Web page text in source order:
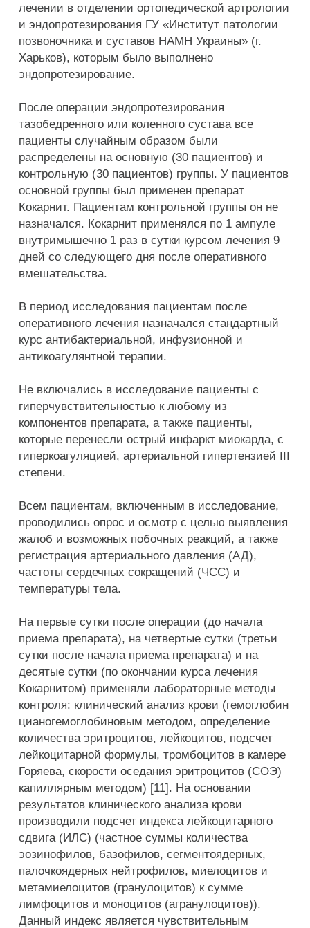
лечении в отделении ортопедической артрологии
и эндопротезирования ГУ «Институт патологии
позвоночника и суставов НАМН Украины» (г.
Харьков), которым было выполнено
эндопротезирование.
После операции эндопротезирования
тазобедренного или коленного сустава все
пациенты случайным образом были
распределены на основную (30 пациентов) и
контрольную (30 пациентов) группы. У пациентов
основной группы был применен препарат
Кокарнит. Пациентам контрольной группы он не
назначался. Кокарнит применялся по 1 ампуле
внутримышечно 1 раз в сутки курсом лечения 9
дней со следующего дня после оперативного
вмешательства.
В период исследования пациентам после
оперативного лечения назначался стандартный
курс антибактериальной, инфузионной и
антикоагулянтной терапии.
Не включались в исследование пациенты с
гиперчувствительностью к любому из
компонентов препарата, а также пациенты,
которые перенесли острый инфаркт миокарда, с
гиперкоагуляцией, артериальной гипертензией ІІІ
степени.
Всем пациентам, включенным в исследование,
проводились опрос и осмотр с целью выявления
жалоб и возможных побочных реакций, а также
регистрация артериального давления (АД),
частоты сердечных сокращений (ЧСС) и
температуры тела.
На первые сутки после операции (до начала
приема препарата), на четвертые сутки (третьи
сутки после начала приема препарата) и на
десятые сутки (по окончании курса лечения
Кокарнитом) применяли лабораторные методы
контроля: клинический анализ крови (гемоглобин
цианогемоглобиновым методом, определение
количества эритроцитов, лейкоцитов, подсчет
лейкоцитарной формулы, тромбоцитов в камере
Горяева, скорости оседания эритроцитов (СОЭ)
капиллярным методом) [11]. На основании
результатов клинического анализа крови
производили подсчет индекса лейкоцитарного
сдвига (ИЛС) (частное суммы количества
эозинофилов, базофилов, сегментоядерных,
палочкоядерных нейтрофилов, миелоцитов и
метамиелоцитов (гранулоцитов) к сумме
лимфоцитов и моноцитов (агранулоцитов)).
Данный индекс является чувствительным